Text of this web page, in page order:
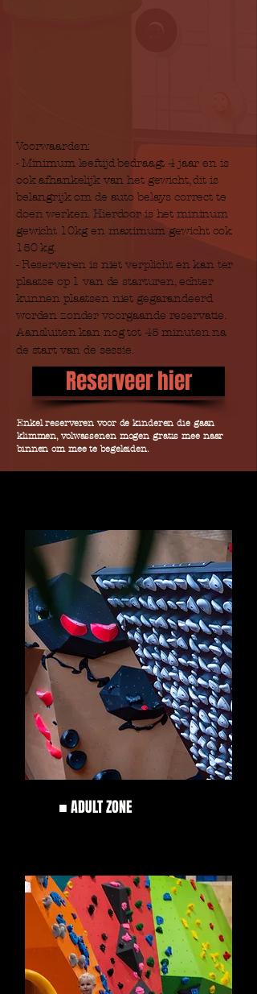
Voorwaarden:
- Minimum leeftijd bedraagt 4 jaar en is
ook afhankelijk van het gewicht, dit is
belangrijk om de auto belays correct te
doen werken. Hierdoor is het mininum
gewicht 10kg en maximum gewicht ook
150 kg.
- Reserveren is niet verplicht en kan ter
plaatse op 1 van de starturen, echter
kunnen plaatsen niet gegarandeerd
worden zonder voorgaande reservatie.
Aansluiten kan nog tot 45 minuten na
de start van de sessie.
Reserveer hier
Enkel reserveren voor de kinderen die gaan
klimmen, volwassenen mogen gratis mee naar
binnen om mee te begeleiden.
■ADULT ZONE